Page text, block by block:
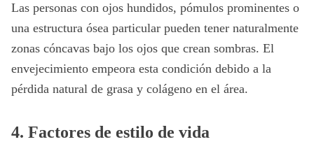
Las personas con ojos hundidos, pómulos prominentes o
una estructura ósea particular pueden tener naturalmente
zonas cóncavas bajo los ojos que crean sombras. El
envejecimiento empeora esta condición debido a la
pérdida natural de grasa y colágeno en el área.
4. Factores de estilo de vida